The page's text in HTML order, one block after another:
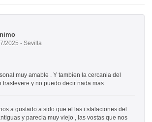
2025 - Sevilla
muy amable . Y tambien la cercania del
trastevere y no puedo decir nada mas
a gustado a sido que el las i stalaciones del
y parecia muy viejo , las vostas que nos